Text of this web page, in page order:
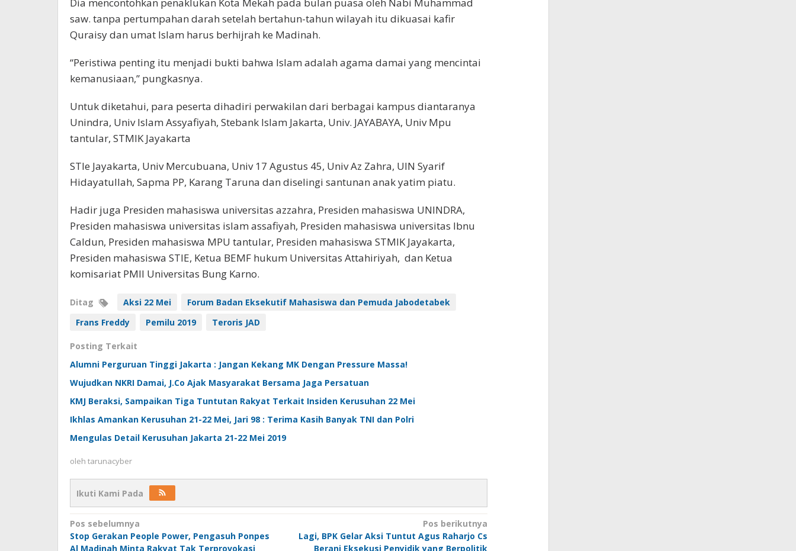
saw. tanpa pertumpahan darah setelah bertahun-tahun wilayah itu dikuasai kafir
Quraisy dan umat Islam harus berhijrah ke Madinah.
“Peristiwa penting itu menjadi bukti bahwa Islam adalah agama damai yang mencintai
kemanusiaan,” pungkasnya.
Untuk diketahui, para peserta dihadiri perwakilan dari berbagai kampus diantaranya
Unindra, Univ Islam Assyafiyah, Stebank Islam Jakarta, Univ. JAYABAYA, Univ Mpu
tantular, STMIK Jayakarta
STIe Jayakarta, Univ Mercubuana, Univ 17 Agustus 45, Univ Az Zahra, UIN Syarif
Hidayatullah, Sapma PP, Karang Taruna dan diselingi santunan anak yatim piatu.
Hadir juga Presiden mahasiswa universitas azzahra, Presiden mahasiswa UNINDRA,
Presiden mahasiswa universitas islam assafiyah, Presiden mahasiswa universitas Ibnu
Caldun, Presiden mahasiswa MPU tantular, Presiden mahasiswa STMIK Jayakarta,
Presiden mahasiswa STIE, Ketua BEMF hukum Universitas Attahiriyah, dan Ketua
komisariat PMII Universitas Bung Karno.
Ditag Aksi 22 Mei
Forum Badan Eksekutif Mahasiswa dan Pemuda Jabodetabek
Frans Freddy
Pemilu 2019 Teroris JAD
Posting Terkait
Alumni Perguruan Tinggi Jakarta : Jangan Kekang MK Dengan Pressure Massa!
Wujudkan NKRI Damai, J.Co Ajak Masyarakat Bersama Jaga Persatuan
KMJ Beraksi, Sampaikan Tiga Tuntutan Rakyat Terkait Insiden Kerusuhan 22 Mei
Ikhlas Amankan Kerusuhan 21-22 Mei, Jari 98 : Terima Kasih Banyak TNI dan Polri
Mengulas Detail Kerusuhan Jakarta 21-22 Mei 2019
oleh tarunacyber
Ikuti Kami Pada
Navigasi
pos
Pos sebelumnya
Stop Gerakan People Power, Pengasuh Ponpes
Al Madinah Minta Rakyat Tak Terprovokasi
Pos berikutnya
Lagi, BPK Gelar Aksi Tuntut Agus Raharjo Cs
Berani Eksekusi Penyidik yang Berpolitik